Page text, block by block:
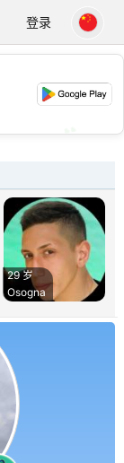
登录
29 岁
Osogna